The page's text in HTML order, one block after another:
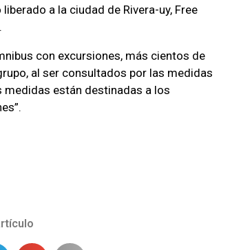
a la ciudad de Rivera-uy, Free
con excursiones, más cientos de
al ser consultados por las medidas
medidas están destinadas a los